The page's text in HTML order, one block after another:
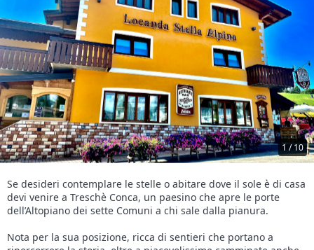
1 / 10
Se desideri contemplare le stelle o abitare dove il sole è di casa
devi venire a Treschè Conca, un paesino che apre le porte
dell’Altopiano dei sette Comuni a chi sale dalla pianura.
Nota per la sua posizione, ricca di sentieri che portano a